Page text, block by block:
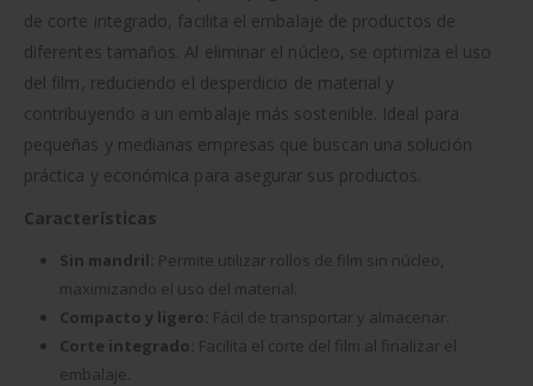
de corte integrado, facilita el embalaje de productos de
diferentes tamaños. Al eliminar el núcleo, se optimiza el uso
del film, reduciendo el desperdicio de material y
contribuyendo a un embalaje más sostenible. Ideal para
pequeñas y medianas empresas que buscan una solución
práctica y económica para asegurar sus productos.
Características
Sin mandril: Permite utilizar rollos de film sin núcleo,
maximizando el uso del material.
Compacto y ligero: Fácil de transportar y almacenar.
Corte integrado: Facilita el corte del film al finalizar el
embalaje.